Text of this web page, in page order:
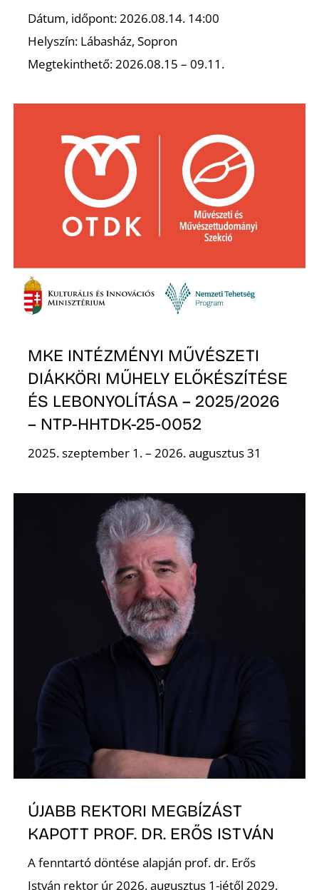
Dátum, időpont: 2026.08.14. 14:00
Helyszín: Lábasház, Sopron
Megtekinthető: 2026.08.15 – 09.11.
MKE INTÉZMÉNYI MŰVÉSZETI
DIÁKKÖRI MŰHELY ELŐKÉSZÍTÉSE
ÉS LEBONYOLÍTÁSA – 2025/2026
– NTP-HHTDK-25-0052
2025. szeptember 1. – 2026. augusztus 31
ÚJABB REKTORI MEGBÍZÁST
KAPOTT PROF. DR. ERŐS ISTVÁN
A fenntartó döntése alapján prof. dr. Erős
István rektor úr 2026. augusztus 1-jétől 2029.